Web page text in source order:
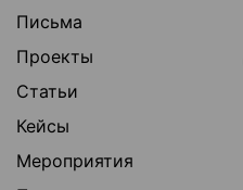
Письма
Проекты
Статьи
Кейсы
Мероприятия